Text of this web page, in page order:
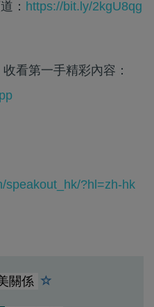
： https://bit.ly/2kgU8qg
看第一手精彩內容：
speakout_hk/?hl=zh-hk
關係